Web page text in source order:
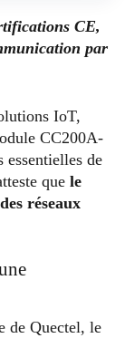
CE,
par
IoT,
CC200A-
de
que le
réseaux
de Quectel, le